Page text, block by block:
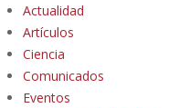
Actualidad
Artículos
Ciencia
Comunicados
Eventos